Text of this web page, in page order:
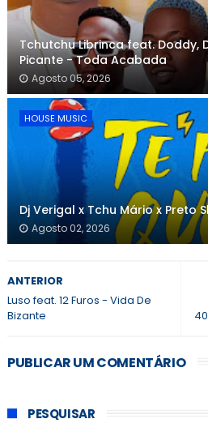
Tchutchu Librinca feat. Doddy,
Picante - Toda Acabada
Agosto 05, 2026
HOUSE MUSIC
Dj Verigal x Tchu Mário x Preto
Agosto 02, 2026
ANTERIOR
Luso feat. 12 Furos - Vida De
Bizante
PUBLICAR UM COMENTÁRIO
PESQUISAR